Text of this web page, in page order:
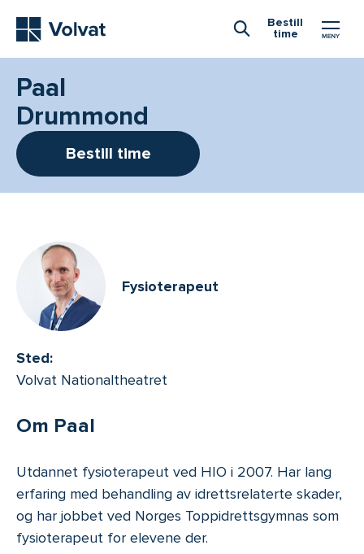
Bestill
time
Paal
Drummond
Bestill time
Fysioterapeut
Sted:
Volvat Nationaltheatret
Om Paal
Utdannet fysioterapeut ved HIO i 2007. Har lang
erfaring med behandling av idrettsrelaterte skader,
og har jobbet ved Norges Toppidrettsgymnas som
fysioterapeut for elevene der.